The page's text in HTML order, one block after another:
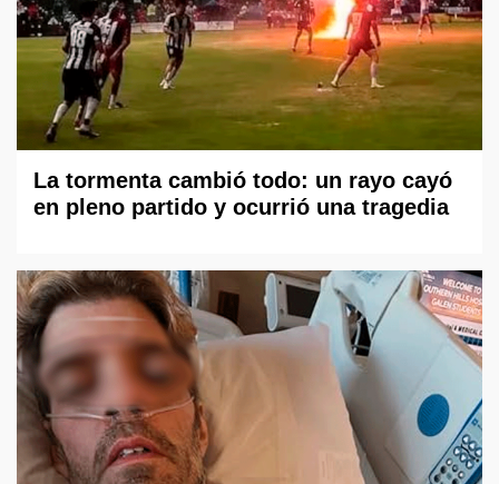
La tormenta cambió todo: un rayo cayó
en pleno partido y ocurrió una tragedia